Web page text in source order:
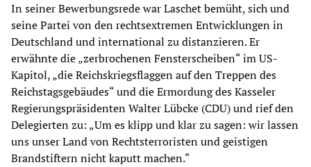
In seiner Bewerbungsrede war Laschet bemüht, sich und
seine Partei von den rechtsextremen Entwicklungen in
Deutschland und international zu distanzieren. Er
erwähnte die „zerbrochenen Fensterscheiben“ im US-
Kapitol, „die Reichskriegsflaggen auf den Treppen des
Reichstagsgebäudes“ und die Ermordung des Kasseler
Regierungspräsidenten Walter Lübcke (CDU) und rief den
Delegierten zu: „Um es klipp und klar zu sagen: wir lassen
uns unser Land von Rechtsterroristen und geistigen
Brandstiftern nicht kaputt machen.“